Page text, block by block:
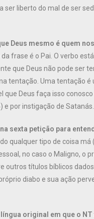
liberto do mal de ser
Deus mesmo é quem
da frase é o Pai. O verbo
que Deus não pode ser
tentação. Uma tentação é
Deus faça isso
por instigação de Satanás.
sexta petição para
qualquer tipo de coisa
no caso o Maligno, o
outros títulos bíblicos
diabo e sua ação
original em que o